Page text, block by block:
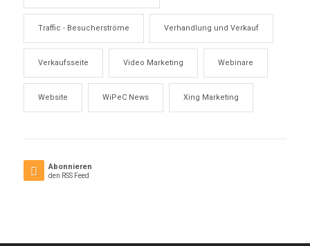
Traffic - Besucherströme Verhandlung und Verkauf
Verkaufsseite Video Marketing Webinare
Website WiPeC News Xing Marketing
Abonnieren
den RSS Feed